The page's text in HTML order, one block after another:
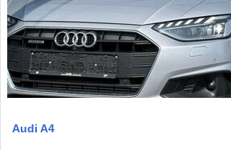
Audi A4